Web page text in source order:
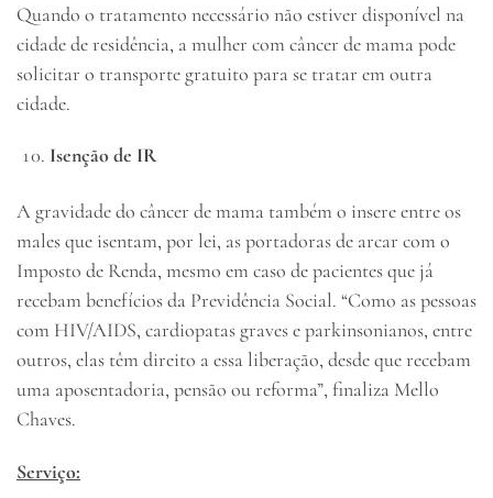
Quando o tratamento necessário não estiver disponível na
cidade de residência, a mulher com câncer de mama pode
solicitar o transporte gratuito para se tratar em outra
cidade.
Isenção de IR
A gravidade do câncer de mama também o insere entre os
males que isentam, por lei, as portadoras de arcar com o
Imposto de Renda, mesmo em caso de pacientes que já
recebam benefícios da Previdência Social. “Como as pessoas
com HIV/AIDS, cardiopatas graves e parkinsonianos, entre
outros, elas têm direito a essa liberação, desde que recebam
uma aposentadoria, pensão ou reforma”, finaliza Mello
Chaves.
Serviço: